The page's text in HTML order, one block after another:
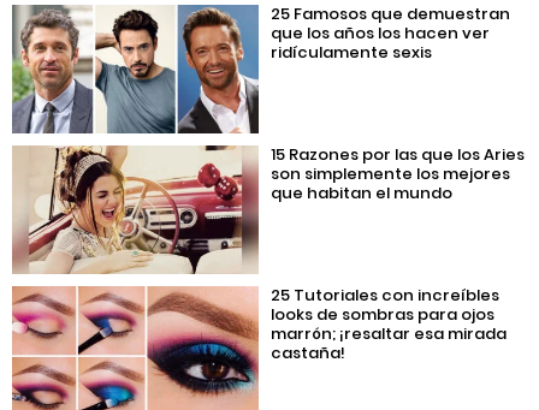
25 Famosos que demuestran
que los años los hacen ver
ridículamente sexis
15 Razones por las que los Aries
son simplemente los mejores
que habitan el mundo
25 Tutoriales con increíbles
looks de sombras para ojos
marrón; ¡resaltar esa mirada
castaña!